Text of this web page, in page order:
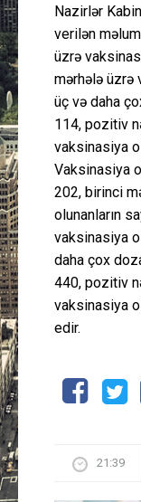
Nazirlər
verilən
üzrə
mərhələ üzrə
üç və daha
114, pozitiv
vaksinasiya
Vaksinasiya
202, birinci
olunanların
vaksinasiya
daha çox
440, pozitiv
vaksinasiya
edir.
21:39